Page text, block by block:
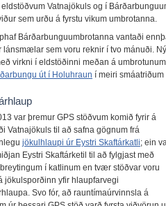
Vatnajökuls og í
sem urðu á fyrstu vikum umbrotanna.
Bárðarbunguumbrotanna vantaði
lánsmælar sem voru reknir í tvo mánuði.
virkni í eldstöðinni meðan á
út í Holuhraun í meiri
var þremur GPS stöðvum komið fyrir á
Vatnajökuls til að safna gögnum frá
jökulhlaupi úr Eystri Skaftárkatli; ein
Eystri Skaftárketil til að fylgjast með
í katlinum en tvær stöðvar voru
jökulsporðinn yfir hlaupfarvegi
Svo fór, að rauntímaúrvinnsla á